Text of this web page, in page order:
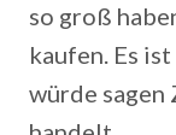
so groß
kaufen. Es
würde sagen